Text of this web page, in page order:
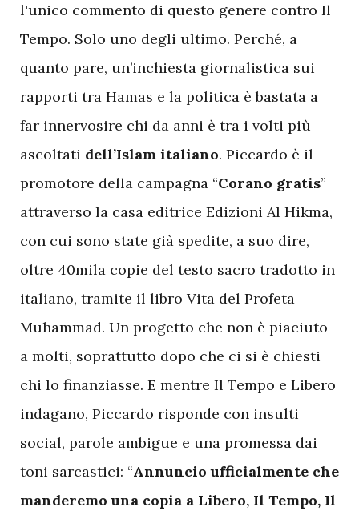
l'unico commento di questo genere contro Il
Tempo. Solo uno degli ultimo. Perché, a
quanto pare, un’inchiesta giornalistica sui
rapporti tra Hamas e la politica è bastata a
far innervosire chi da anni è tra i volti più
ascoltati dell’Islam italiano. Piccardo è il
promotore della campagna “Corano gratis”
attraverso la casa editrice Edizioni Al Hikma,
con cui sono state già spedite, a suo dire,
oltre 40mila copie del testo sacro tradotto in
italiano, tramite il libro Vita del Profeta
Muhammad. Un progetto che non è piaciuto
a molti, soprattutto dopo che ci si è chiesti
chi lo finanziasse. E mentre Il Tempo e Libero
indagano, Piccardo risponde con insulti
social, parole ambigue e una promessa dai
toni sarcastici: “Annuncio ufficialmente che
manderemo una copia a Libero, Il Tempo, Il